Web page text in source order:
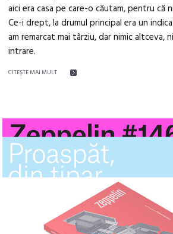
aici era casa pe care-o căutam, pentru că
Ce-i drept, la drumul principal era un
am remarcat mai târziu, dar nimic altceva,
intrare.
CITEŞTE MAI MULT